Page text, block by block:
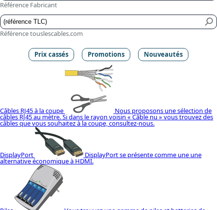
Référence Fabricant
Référence touslescables.com
Prix cassés Promotions Nouveautés
Câbles RJ45 à la coupe Nous proposons une sélection de
câbles RJ45 au mètre. Si dans le rayon voisin « Câble nu » vous trouvez des
câbles que vous souhaitez à la coupe, consultez-nous.
DisplayPort DisplayPort se présente comme une une
alternative économique à HDMI.